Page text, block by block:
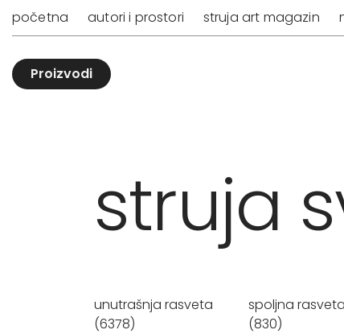
početna autori i prostori struja art magazin
Proizvodi
struja
unutrašnja rasveta
(6378)
spoljna rasveta
(830)